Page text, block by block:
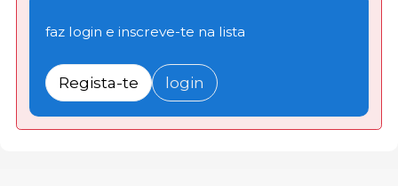
faz login e inscreve-te na lista
Regista-te login